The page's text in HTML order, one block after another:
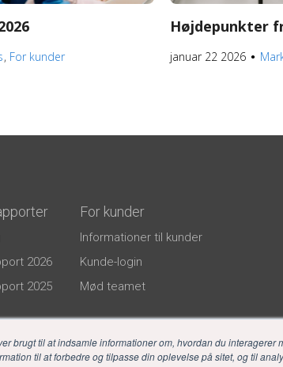
brugt til at indsamle informationer om, hvordan du interagerer
til at forbedre og tilpasse din oplevelse på sitet, og til
For kunder
Højdepunkter
januar 22 2026 ●
2026
2025
For kunder
Informationer til kunder
Kunde-login
Mød teamet